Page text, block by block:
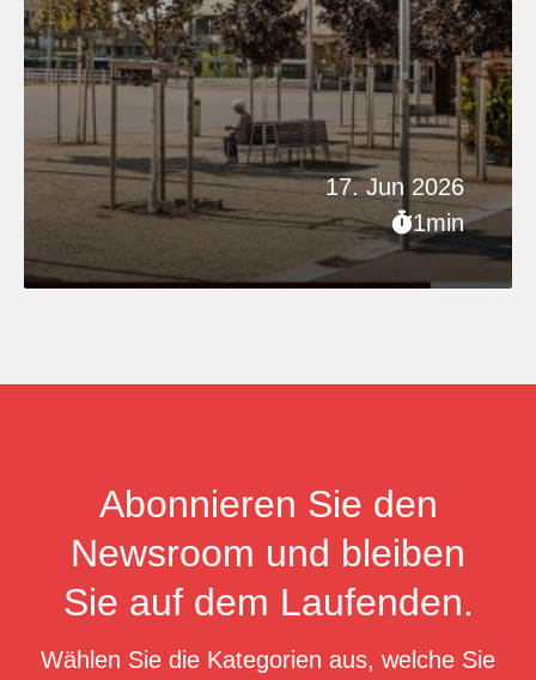
17. Jun 2026
1min
Abonnieren Sie den
Newsroom und bleiben
Sie auf dem Laufenden.
Wählen Sie die Kategorien aus, welche Sie